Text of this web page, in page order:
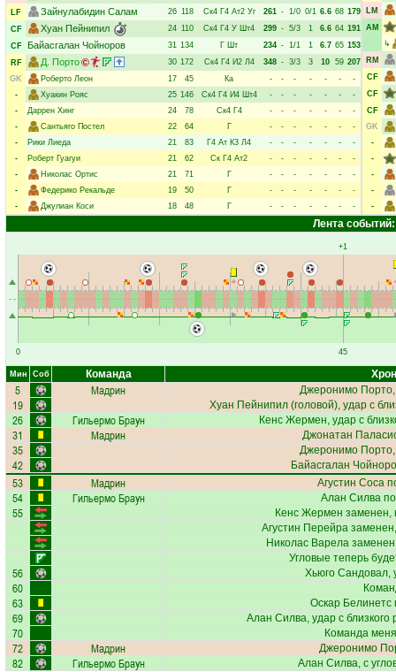
LF
Зайнулабидин Салам 26 118 Ск4 Г4 Ат2 Уг 261 - 1/0 0/1 6.6 68 179
CF
Хуан Пейнипил 24 110 Ск4 Г4 У Шт4 299 - 5/3 1 6.6 64 191
CF
Байасгалан Чойноров 31 134 Г Шт 234 - 1/1 1 6.7 65 153
RF
Д. Порто 30 172 Ск4 Г4 И2 Л4 348 - 3/3 3 10 59 207
GK
Роберто Леон 17 45 Ка - - - - - -
-
-
Хуакин Рояс 25 146 Ск4 Г4 И4 Шт4 - - - - - -
-
-
Даррен Хинг 24 78 Ск4 Г4 - - - - - -
-
-
Сантьяго Постел 22 64 Г - - - - - -
-
-
Рики Лиеда 21 83 Г4 Ат К3 Л4 - - - - - -
-
-
Роберт Гуагуи 21 62 Ск Г4 Ат2 - - - - - -
-
-
Николас Ортис 21 71 Г - - - - - -
-
-
Федерико Рекальде 19 50 Г - - - - - -
-
-
Джулиан Коси 18 48 Г - - - - - - -
LM
AM
↳
RM
CF
CF
CF
GK
-
-
-
-
-
Лента событий:
0
+1
45
Мин Соб Команда
5 Мадрин Джеронимо Порто
19 Хуан Пейнипил(головой), удар с
26 Гильермо Браун Кенс Жермен, удар с
31 Мадрин Джонатан
35 Джеронимо Порто
42 Байасгалан
53 Мадрин Агустин Соса
54 Гильермо Браун Алан Силва
55 Кенс Жермен заменен,
Агустин Перейра
Николас Варела
Угловые теперь
56 Хьюго Сандовал,
60
63 Оскар Белинетс
69 Алан Силва, удар с
70 Команда
72 Мадрин Джеронимо
82 Гильермо Браун Алан Силва, с